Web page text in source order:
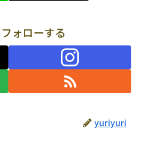
ォローする
yuriyuri